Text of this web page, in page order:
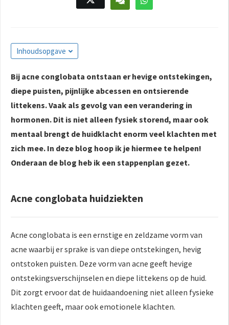
Inhoudsopgave
Bij acne conglobata ontstaan er hevige ontstekingen,
diepe puisten, pijnlijke abcessen en ontsierende
littekens. Vaak als gevolg van een verandering in
hormonen. Dit is niet alleen fysiek storend, maar ook
mentaal brengt de huidklacht enorm veel klachten met
zich mee. In deze blog hoop ik je hiermee te helpen!
Onderaan de blog heb ik een stappenplan gezet.
Acne conglobata huidziekten
Acne conglobata is een ernstige en zeldzame vorm van
acne waarbij er sprake is van diepe ontstekingen, hevig
ontstoken puisten. Deze vorm van acne geeft hevige
ontstekingsverschijnselen en diepe littekens op de huid.
Dit zorgt ervoor dat de huidaandoening niet alleen fysieke
klachten geeft, maar ook emotionele klachten.
worden
om
te
op
de
Hierdoor
website-